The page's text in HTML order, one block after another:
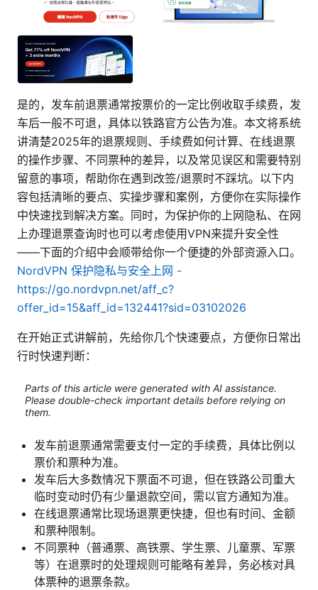
是的，发车前退票通常按票价的一定比例收取手续费，发
车后一般不可退，具体以铁路官方公告为准。本文将系统
讲清楚2025年的退票规则、手续费如何计算、在线退票
的操作步骤、不同票种的差异，以及常见误区和需要特别
留意的事项，帮助你在遇到改签/退票时不踩坑。以下内
容包括清晰的要点、实操步骤和案例，方便你在实际操作
中快速找到解决方案。同时，为保护你的上网隐私、在网
上办理退票查询时也可以考虑使用VPN来提升安全性
——下面的介绍中会顺带给你一个便捷的外部资源入口。
NordVPN 保护隐私与安全上网 -
https://go.nordvpn.net/aff_c?
offer_id=15&aff_id=132441?sid=03102026
在开始正式讲解前，先给你几个快速要点，方便你日常出
行时快速判断：
Parts of this article were generated with AI assistance.
Please double-check important details before relying on
them.
发车前退票通常需要支付一定的手续费，具体比例以
票价和票种为准。
发车后大多数情况下票面不可退，但在铁路公司重大
临时变动时仍有少量退款空间，需以官方通知为准。
在线退票通常比现场退票更快捷，但也有时间、金额
和票种限制。
不同票种（普通票、高铁票、学生票、儿童票、军票
等）在退票时的处理规则可能略有差异，务必核对具
体票种的退票条款。